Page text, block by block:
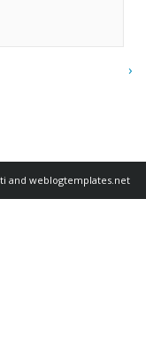
›
and weblogtemplates.net